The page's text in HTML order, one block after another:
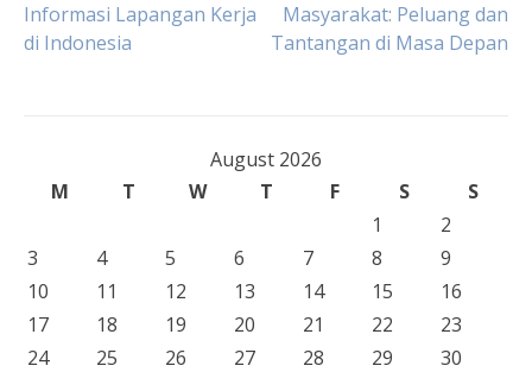
navigation
Informasi Lapangan Kerja
di Indonesia
Masyarakat: Peluang dan
Tantangan di Masa Depan
August 2026
M
T W T F S
S
1
2
3
4 5 6 7 8
9
10
11 12 13 14 15
16
17
18 19 20 21 22
23
24
25 26 27 28 29
30